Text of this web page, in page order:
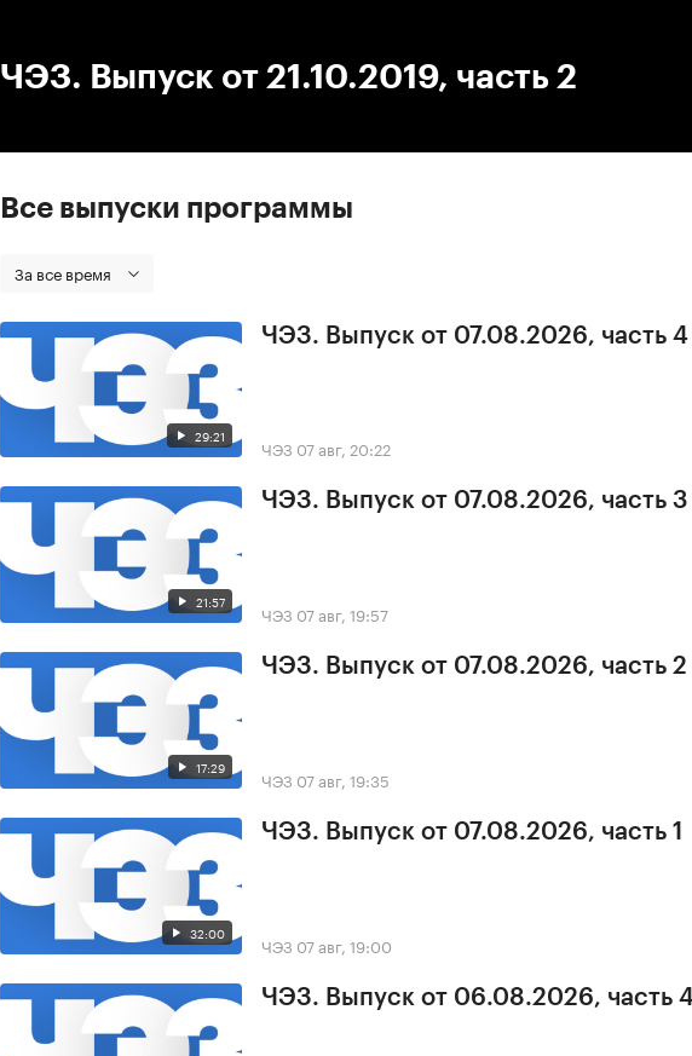
ЧЭЗ. Выпуск от 21.10.2019, часть 2
Все выпуски программы
За все время
29:21
ЧЭЗ. Выпуск от 07.08.2026, часть 4
ЧЭЗ 07 авг, 20:22
21:57
ЧЭЗ. Выпуск от 07.08.2026, часть 3
ЧЭЗ 07 авг, 19:57
17:29
ЧЭЗ. Выпуск от 07.08.2026, часть 2
ЧЭЗ 07 авг, 19:35
32:00
ЧЭЗ. Выпуск от 07.08.2026, часть 1
ЧЭЗ 07 авг, 19:00
ЧЭЗ. Выпуск от 06.08.2026, часть